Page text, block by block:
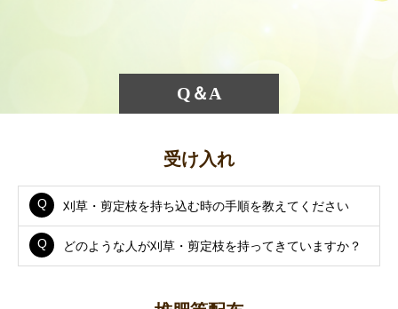
Q＆A
受け入れ
刈草・剪定枝を持ち込む時の手順を教えてください
どのような人が刈草・剪定枝を持ってきていますか？